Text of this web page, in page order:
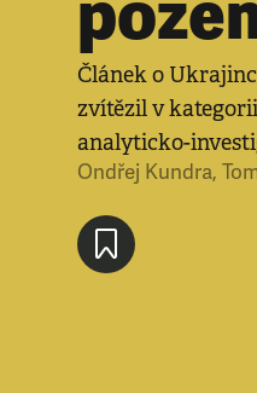
Článek o
zvítězil v
analyticko-
Ondřej Kundra,